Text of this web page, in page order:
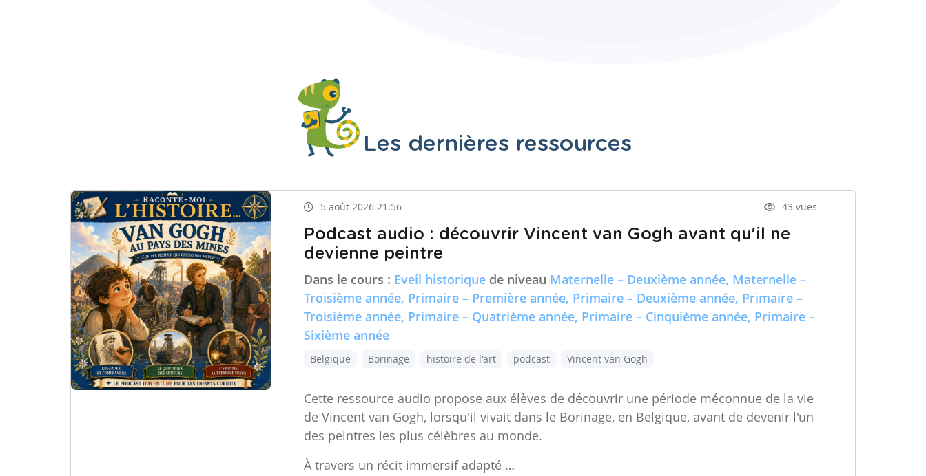
Les dernières ressources
5 août 2026 21:56 43 vues
Podcast audio : découvrir Vincent van Gogh avant qu'il ne
devienne peintre
Dans le cours : Eveil historique de niveau Maternelle – Deuxième année, Maternelle –
Troisième année, Primaire – Première année, Primaire – Deuxième année, Primaire –
Troisième année, Primaire – Quatrième année, Primaire – Cinquième année, Primaire –
Sixième année
Belgique Borinage histoire de l'art podcast Vincent van Gogh
Cette ressource audio propose aux élèves de découvrir une période méconnue de la vie
de Vincent van Gogh, lorsqu'il vivait dans le Borinage, en Belgique, avant de devenir l'un
des peintres les plus célèbres au monde.
À travers un récit immersif adapté …